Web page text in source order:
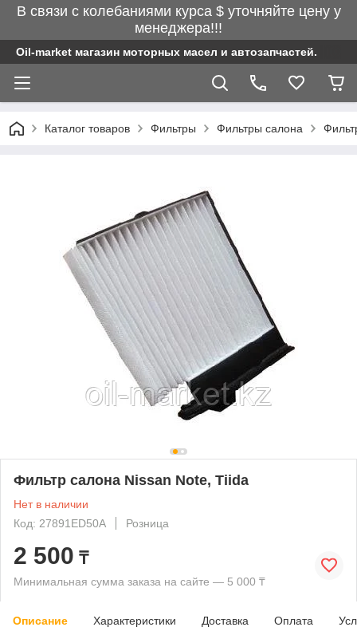
В связи с колебаниями курса $ уточняйте цену у
менеджера!!!
Oil-market магазин моторных масел и автозапчастей.
Каталог товаров Фильтры Фильтры салона
Фильтр салона Nissan Note, Tiida
Нет в наличии
Код: 27891ED50A
Розница
2 500 ₸
Минимальная сумма заказа на сайте — 5 000 ₸
Описание Характеристики Доставка Оплата